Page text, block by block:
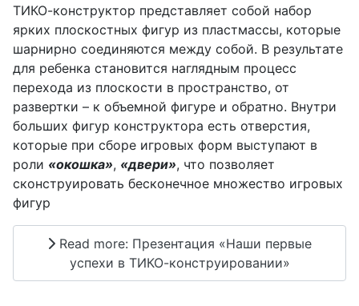
ТИКО-конструктор представляет собой набор
ярких плоскостных фигур из пластмассы, которые
шарнирно соединяются между собой. В результате
для ребенка становится наглядным процесс
перехода из плоскости в пространство, от
развертки – к объемной фигуре и обратно. Внутри
больших фигур конструктора есть отверстия,
которые при сборе игровых форм выступают в
роли «окошка», «двери», что позволяет
сконструировать бесконечное множество игровых
фигур
Read more: Презентация «Наши первые
успехи в ТИКО-конструировании»